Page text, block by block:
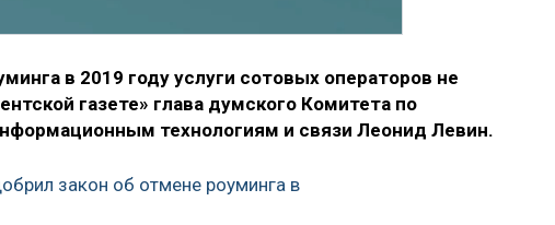
в 2019 году услуги сотовых операторов не
газете» глава думского Комитета по
технологиям и связи Леонид Левин.
закон об отмене роуминга в